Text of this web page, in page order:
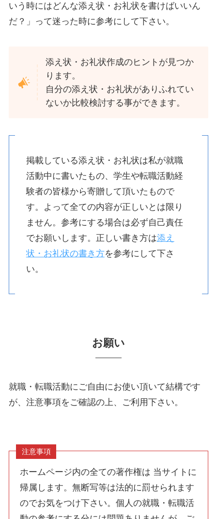
いう時にはどんな添え状・お礼状を書けばいいん
だ？」って迷った時に参考にして下さい。
添え状・お礼状作成のヒントが見つか
ります。
自分の添え状・お礼状がありふれてい
ないか比較検討する事ができます。
掲載している添え状・お礼状は私が就職
活動中に書いたもの、学生や転職活動経
験者の皆様から寄贈して頂いたもので
す。よって全ての内容が正しいとは限り
ません。参考にする場合は必ず自己責任
でお願いします。正しい書き方は添え
状・お礼状の書き方を参考にして下さ
い。
お願い
就職・転職活動にご自由にお使い頂いて結構です
が、注意事項をご確認の上、ご利用下さい。
注意事項
ホームページ内の全ての著作権は 当サイトに
帰属します。無断写等は法的に罰せられます
のでお気をつけ下さい。個人の就職・転職活